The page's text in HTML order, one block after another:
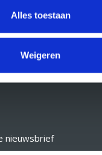
Alles toestaan
Weigeren
nieuwsbrief